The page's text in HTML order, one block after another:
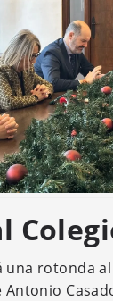
una rotonda